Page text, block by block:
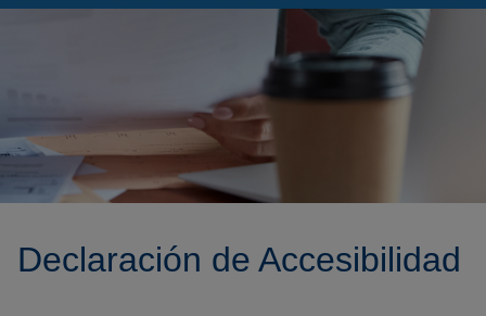
Declaración de Accesibilidad